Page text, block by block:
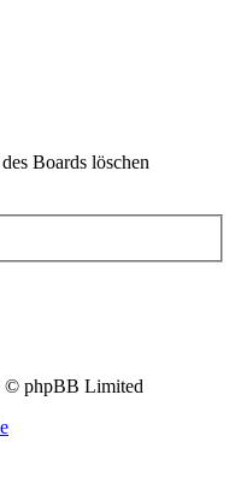
Boards löschen
© phpBB Limited